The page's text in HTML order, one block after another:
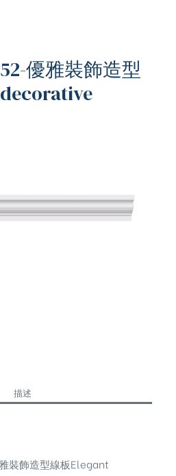
優雅裝飾造型
描述
裝飾造型線板Elegant